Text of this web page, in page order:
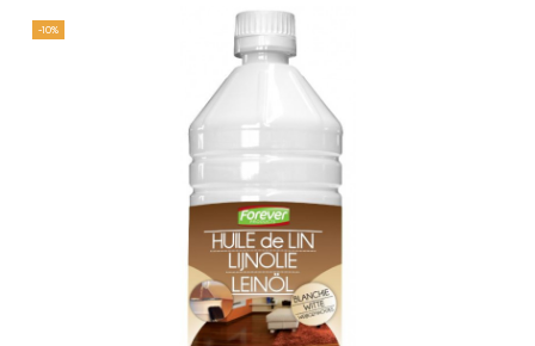
-10%